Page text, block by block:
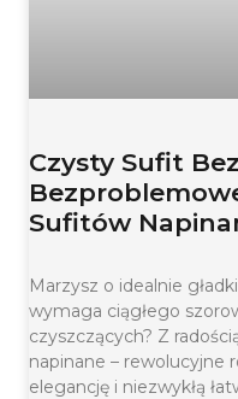
Czysty Sufit
Sufitów
Marzysz o idealnie
wymaga ciągłego
czyszczących? Z
napinane – rewolucyjne
elegancję i niezwykłą